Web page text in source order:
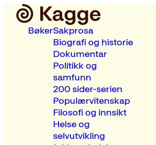
BøkerSakprosa
Biografi og historie
Dokumentar
Politikk og
samfunn
200 sider-serien
Populærvitenskap
Filosofi og innsikt
Helse og
selvutvikling